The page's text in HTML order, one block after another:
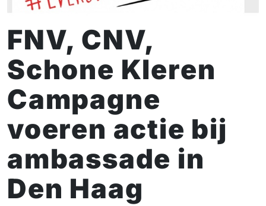
FNV, CNV,
Schone Kleren
Campagne
voeren actie bij
ambassade in
Den Haag